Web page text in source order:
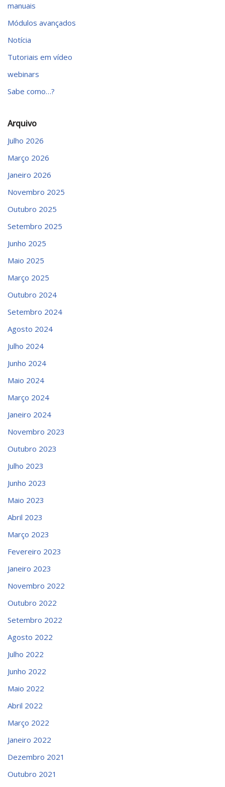
manuais
Módulos avançados
Notícia
Tutoriais em vídeo
webinars
Sabe como…?
Arquivo
Julho 2026
Março 2026
Janeiro 2026
Novembro 2025
Outubro 2025
Setembro 2025
Junho 2025
Maio 2025
Março 2025
Outubro 2024
Setembro 2024
Agosto 2024
Julho 2024
Junho 2024
Maio 2024
Março 2024
Janeiro 2024
Novembro 2023
Outubro 2023
Julho 2023
Junho 2023
Maio 2023
Abril 2023
Março 2023
Fevereiro 2023
Janeiro 2023
Novembro 2022
Outubro 2022
Setembro 2022
Agosto 2022
Julho 2022
Junho 2022
Maio 2022
Abril 2022
Março 2022
Janeiro 2022
Dezembro 2021
Outubro 2021